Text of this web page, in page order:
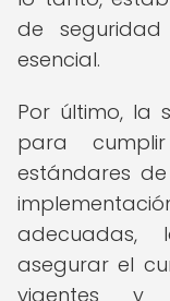
de
esencial.
Por último, la
para
estándares
adecuadas,
asegurar el
vigentes y